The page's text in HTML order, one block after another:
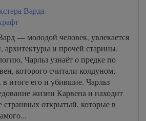
Варда
— молодой человек, увлекается
архитектуры и прочей старины.
Чарльз узнаёт о предке по
которого считали колдуном,
в итоге его и убившие. Чарльз
жизни Карвена и находит
страшных открытый, которые в